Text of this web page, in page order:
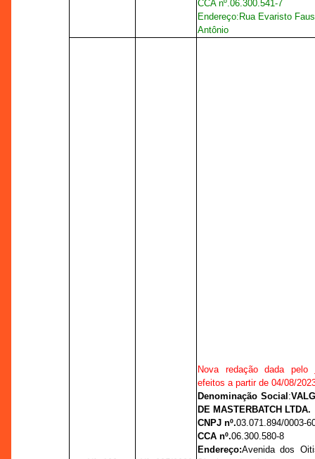
CCA nº.06.300.541-7
Endereço: Rua Evaristo
Antônio
Nova redação dada pelo
efeitos a partir de 04/08/
Denominação Social :
DE MASTERBATCH LTDA.
CNPJ nº.03.071.894/0003-
CCA nº.06.300.580-8
Endereço:Avenida dos